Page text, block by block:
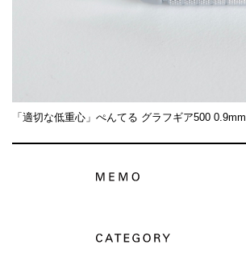
「適切な低重心」ぺんてる グラフギア500 0.9mm